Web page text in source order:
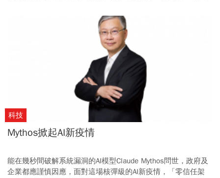
科技
Mythos掀起AI新疫情
能在幾秒間破解系統漏洞的AI模型Claude Mythos問世，政府及
企業都應謹慎因應，面對這場核彈級的AI新疫情，「零信任架